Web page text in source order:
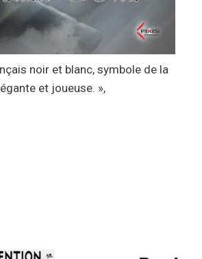
noir et blanc, symbole de la
et joueuse. »,